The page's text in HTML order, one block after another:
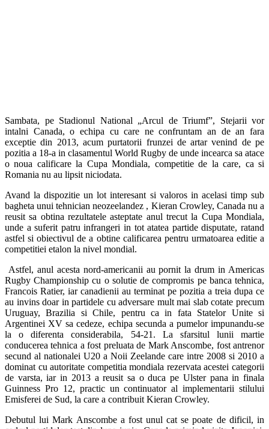
Sambata, pe Stadionul National „Arcul de Triumf”, Stejarii vor
intalni Canada, o echipa cu care ne confruntam an de an fara
exceptie din 2013, acum purtatorii frunzei de artar venind de pe
pozitia a 18-a in clasamentul World Rugby de unde incearca sa atace
o noua calificare la Cupa Mondiala, competitie de la care, ca si
Romania nu au lipsit niciodata.
Avand la dispozitie un lot interesant si valoros in acelasi timp sub
bagheta unui tehnician neozeelandez , Kieran Crowley, Canada nu a
reusit sa obtina rezultatele asteptate anul trecut la Cupa Mondiala,
unde a suferit patru infrangeri in tot atatea partide disputate, ratand
astfel si obiectivul de a obtine calificarea pentru urmatoarea editie a
competitiei etalon la nivel mondial.
Astfel, anul acesta nord-americanii au pornit la drum in Americas
Rugby Championship cu o solutie de compromis pe banca tehnica,
Francois Ratier, iar canadienii au terminat pe pozitia a treia dupa ce
au invins doar in partidele cu adversare mult mai slab cotate precum
Uruguay, Brazilia si Chile, pentru ca in fata Statelor Unite si
Argentinei XV sa cedeze, echipa secunda a pumelor impunandu-se
la o diferenta considerabila, 54-21. La sfarsitul lunii martie
conducerea tehnica a fost preluata de Mark Anscombe, fost antrenor
secund al nationalei U20 a Noii Zeelande care intre 2008 si 2010 a
dominat cu autoritate competitia mondiala rezervata acestei categorii
de varsta, iar in 2013 a reusit sa o duca pe Ulster pana in finala
Guinness Pro 12, practic un continuator al implementarii stilului
Emisferei de Sud, la care a contribuit Kieran Crowley.
Debutul lui Mark Anscombe a fost unul cat se poate de dificil, in